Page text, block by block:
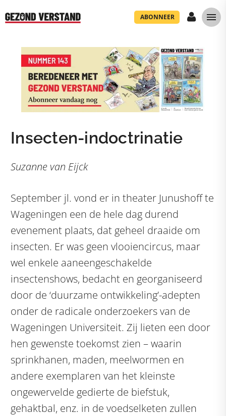
ABONNEER
Insecten-indoctrinatie
Suzanne van Eijck
September jl. vond er in theater Junushoff te
Wageningen een de hele dag durend
evenement plaats, dat geheel draaide om
insecten. Er was geen vlooiencircus, maar
wel enkele aaneengeschakelde
insectenshows, bedacht en georganiseerd
door de ‘duurzame ontwikkeling’-adepten
onder de radicale onderzoekers van de
Wageningen Universiteit. Zij lieten een door
hen gewenste toekomst zien – waarin
sprinkhanen, maden, meelwormen en
andere exemplaren van het kleinste
ongewervelde gedierte de biefstuk,
gehaktbal, enz. in de voedselketen zullen